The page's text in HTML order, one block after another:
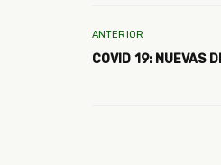
ANTERIOR
COVID 19: NUEVAS